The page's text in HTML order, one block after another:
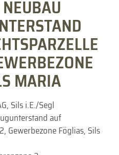
MARIA
Sils i.E./Segl
auf
Gewerbezone Föglias, Sils